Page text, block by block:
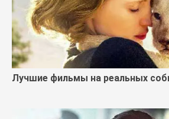
Лучшие фильмы на реальных